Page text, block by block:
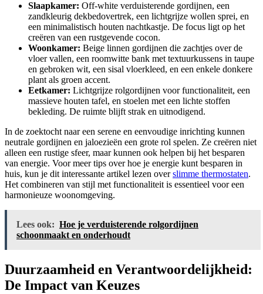
Slaapkamer: Off-white verduisterende gordijnen, een
zandkleurig dekbedovertrek, een lichtgrijze wollen sprei, en
een minimalistisch houten nachtkastje. De focus ligt op het
creëren van een rustgevende cocon.
Woonkamer: Beige linnen gordijnen die zachtjes over de
vloer vallen, een roomwitte bank met textuurkussens in taupe
en gebroken wit, een sisal vloerkleed, en een enkele donkere
plant als groen accent.
Eetkamer: Lichtgrijze rolgordijnen voor functionaliteit, een
massieve houten tafel, en stoelen met een lichte stoffen
bekleding. De ruimte blijft strak en uitnodigend.
In de zoektocht naar een serene en eenvoudige inrichting kunnen
neutrale gordijnen en jaloezieën een grote rol spelen. Ze creëren niet
alleen een rustige sfeer, maar kunnen ook helpen bij het besparen
van energie. Voor meer tips over hoe je energie kunt besparen in
huis, kun je dit interessante artikel lezen overslimme thermostaten.
Het combineren van stijl met functionaliteit is essentieel voor een
harmonieuze woonomgeving.
Lees ook: Hoe je verduisterende rolgordijnen
schoonmaakt en onderhoudt
Duurzaamheid en Verantwoordelijkheid:
De Impact van Keuzes